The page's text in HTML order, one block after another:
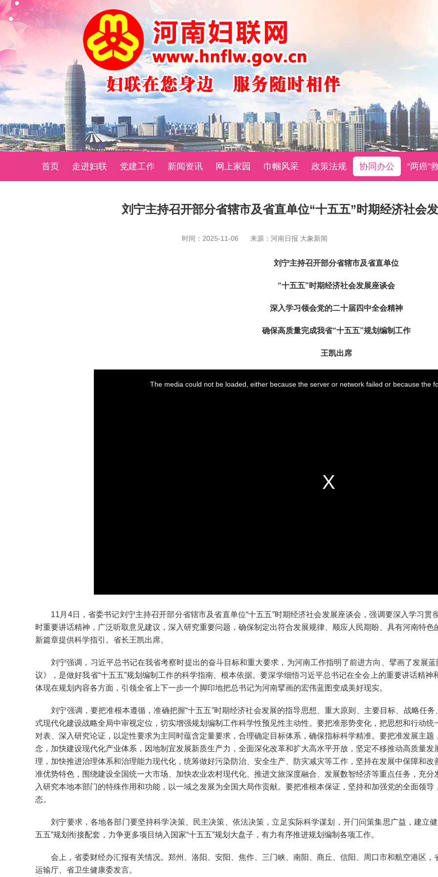
首页 走进妇联 党建工作 新闻资讯 网上家园 巾帼风采 政策法规 协同办公 “两癌”
刘宁主持召开部分省辖市及省直单位“十五五”时期经济社会
时间：2025-11-06 来源：河南日报 大象新闻
刘宁主持召开部分省辖市及省直单位
“十五五”时期经济社会发展座谈会
深入学习领会党的二十届四中全会精神
确保高质量完成我省“十五五”规划编制工作
王凯出席
11月4日，省委书记刘宁主持召开部分省辖市及省直单位“十五五”时期经济社会发展座谈会，强调要深入学习贯
时重要讲话精神，广泛听取意见建议，深入研究重要问题，确保制定出符合发展规律、顺应人民期盼、具有河南特
新篇章提供科学指引。省长王凯出席。
刘宁强调，习近平总书记在我省考察时提出的奋斗目标和重大要求，为河南工作指明了前进方向、擘画了发展蓝
议》，是做好我省“十五五”规划编制工作的科学指南、根本依据。要深学细悟习近平总书记在全会上的重要讲话精
体现在规划内容各方面，引领全省上下一步一个脚印地把总书记为河南擘画的宏伟蓝图变成美好现实。
刘宁强调，要把准根本遵循，准确把握“十五五”时期经济社会发展的指导思想、重大原则、主要目标、战略任务
式现代化建设战略全局中审视定位，切实增强规划编制工作科学性预见性主动性。要把准形势变化，把思想和行动
对表、深入研究论证，以定性要求为主同时蕴含定量要求，合理确定目标体系，确保指标科学精准。要把准发展主
念，加快建设现代化产业体系，因地制宜发展新质生产力，全面深化改革和扩大高水平开放，坚定不移推动高质量
理，加快推进治理体系和治理能力现代化，统筹做好污染防治、安全生产、防灾减灾等工作，坚持在发展中保障和
准优势特色，围绕建设全国统一大市场、加快农业农村现代化、推进文旅深度融合、发展数智经济等重点任务，充
入研究本地本部门的特殊作用和功能，以一域之发展为全国大局作贡献。要把准根本保证，坚持和加强党的全面领
态。
刘宁要求，各地各部门要坚持科学决策、民主决策、依法决策，立足实际科学谋划，开门问策集思广益，建立
五五”规划衔接配套，力争更多项目纳入国家“十五五”规划大盘子，有力有序推进规划编制各项工作。
会上，省委财经办汇报有关情况。郑州、洛阳、安阳、焦作、三门峡、南阳、商丘、信阳、周口市和航空港区，
运输厅、省卫生健康委发言。